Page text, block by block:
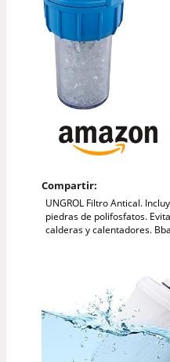
Compartir:
UNGROL Filtro Antical.
piedras de polifosfatos.
calderas y calentadores.